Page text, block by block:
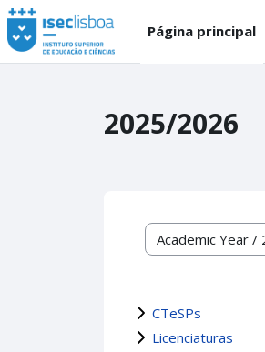
Ir para o conteúdo principal
Página principal
2025/2026
Categorias de
CTeSPs
Licenciaturas